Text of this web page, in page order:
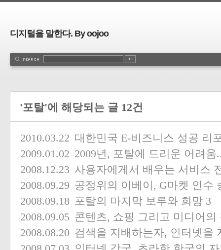
디지털을 말한다. By oojoo
'포탈'에 해당되는 글 12건
2010.03.22 대한민국 E-비즈니스 성공 리
2009.01.02 2009년, 포탈에 드리운 어려움
2008.12.23 사용자에게서 배우는 서비스
2008.09.29 공정위의 이베이, G마켓 인수
2008.09.18 포탈의 마지막 보루와 희망 3
2008.09.05 콘텐츠, 쇼핑 그리고 미디어의
2008.08.20 검색을 지배하는자, 인터넷을